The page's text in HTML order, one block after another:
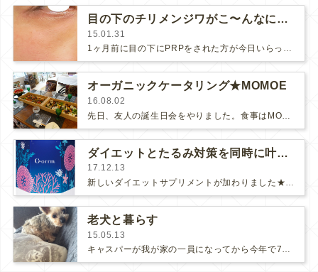
目の下のチリメンジワがこ〜んなにキレイに★
15.01.31
1ヶ月前に目の下にPRPをされた方が今日いらっしゃいました。 右が今日の写真です↑肌のキメが整って細かいチリメンじわ…
オーガニックケータリング★MOMOE
16.08.02
ダイエットとたるみ対策を同時に叶えるメディカルサプリ
17.12.13
新しいダイエットサプリメントが加わりました★コルムと言います。コルムにはBー３というダイエットビフィズス菌が500億配合されてい…
老犬と暮らす
15.05.13
キャスパーが我が家の一員になってから今年で7年目、推定１７歳になりました。相変わらずの可愛いさですが、老いのサインがあちこち出…